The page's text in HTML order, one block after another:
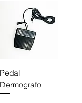
Pedal
Dermografo